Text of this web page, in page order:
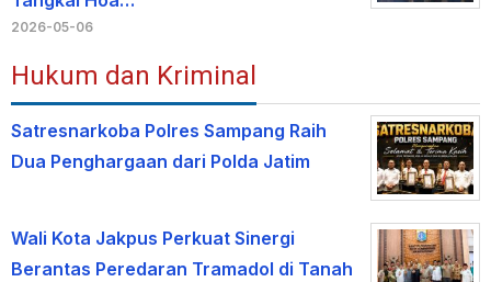
2026-05-06
Hukum dan Kriminal
Satresnarkoba Polres Sampang Raih
Dua Penghargaan dari Polda Jatim
Wali Kota Jakpus Perkuat Sinergi
Berantas Peredaran Tramadol di Tanah